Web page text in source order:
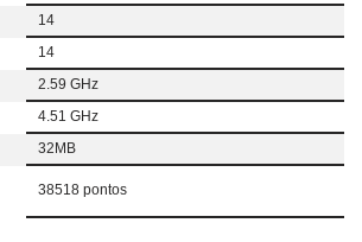
14
14
2.59 GHz
4.51 GHz
32MB
38518 pontos